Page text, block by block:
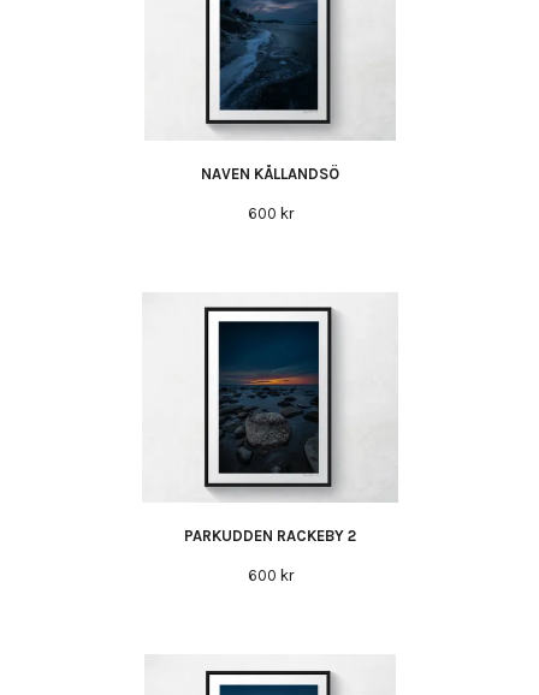
NAVEN KÅLLANDSÖ
600 kr
PARKUDDEN RACKEBY 2
600 kr